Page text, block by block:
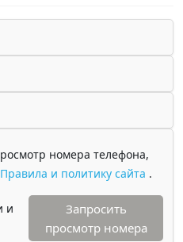
номера телефона,
Правила и политику сайта .
и
Запросить
просмотр номера